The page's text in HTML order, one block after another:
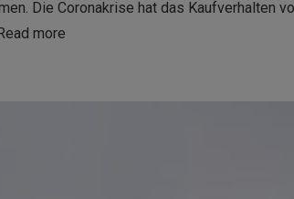
Die Coronakrise hat das Kaufverhalten
more